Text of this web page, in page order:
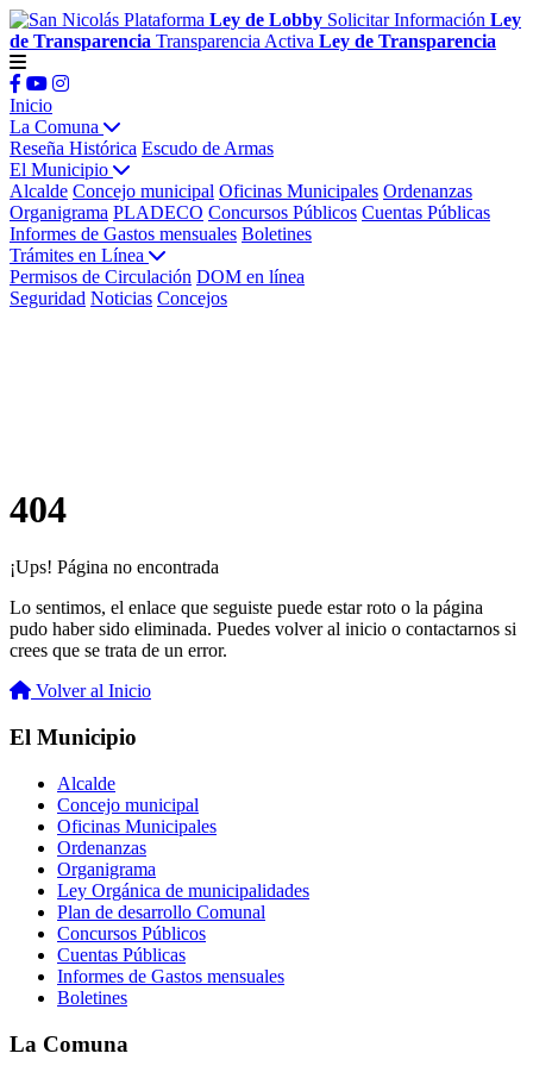
Plataforma Ley de Lobby Solicitar Información Ley
de Transparencia Transparencia Activa Ley de Transparencia
Inicio
La Comuna
Reseña Histórica Escudo de Armas
El Municipio
Alcalde Concejo municipal Oficinas Municipales Ordenanzas
Organigrama PLADECO Concursos Públicos Cuentas Públicas
Informes de Gastos mensuales Boletines
Trámites en Línea
Permisos de Circulación DOM en línea
Seguridad Noticias Concejos
404
¡Ups! Página no encontrada
Lo sentimos, el enlace que seguiste puede estar roto o la página
pudo haber sido eliminada. Puedes volver al inicio o contactarnos si
crees que se trata de un error.
Volver al Inicio
El Municipio
Alcalde
Concejo municipal
Oficinas Municipales
Ordenanzas
Organigrama
Ley Orgánica de municipalidades
Plan de desarrollo Comunal
Concursos Públicos
Cuentas Públicas
Informes de Gastos mensuales
Boletines
La Comuna